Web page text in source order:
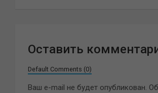
Оставить
Default Comments (0)
Ваш e-mail не будет опубликован.